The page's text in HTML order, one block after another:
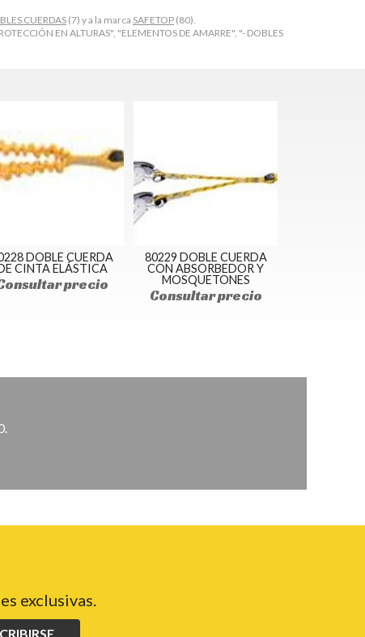
CUERDAS (7) y a la marca SAFETOP (80).
EN ALTURAS", "ELEMENTOS DE AMARRE", "- DOBLES
DOBLE CUERDA
CINTA ELÁSTICA
precio
80229 DOBLE CUERDA
CON ABSORBEDOR Y
MOSQUETONES
Consultar precio
exclusivas.